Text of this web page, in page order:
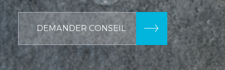
DEMANDER CONSEIL